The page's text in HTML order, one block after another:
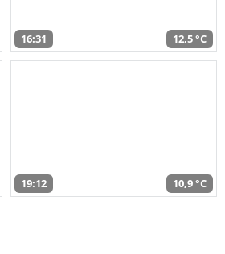
16:31 12,5 °C
19:12 10,9 °C